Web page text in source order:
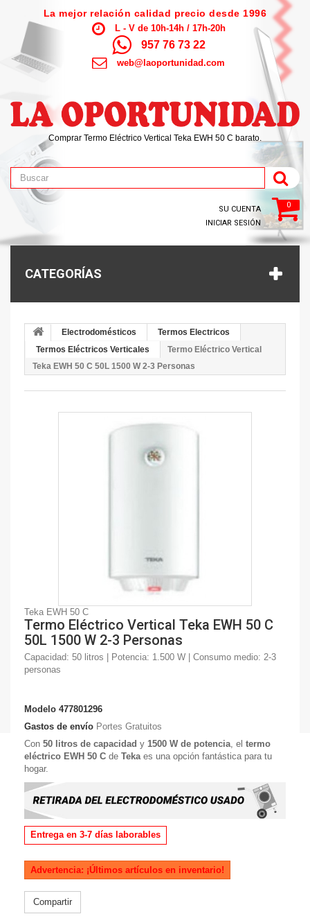
La mejor relación calidad precio desde 1996
L - V de 10h-14h / 17h-20h
957 76 73 22
web@laoportunidad.com
Comprar Termo Eléctrico Vertical Teka EWH 50 C barato.
0
SU CUENTA
INICIAR SESIÓN
CATEGORÍAS
Electrodomésticos
Termos Electricos
Termos Eléctricos Verticales
Termo Eléctrico Vertical
Teka EWH 50 C 50L 1500 W 2-3 Personas
Teka EWH 50 C
Termo Eléctrico Vertical Teka EWH 50 C
50L 1500 W 2-3 Personas
Capacidad: 50 litros | Potencia: 1.500 W | Consumo medio: 2-3
personas
Modelo 477801296
Gastos de envío Portes Gratuitos
Con 50 litros de capacidad y 1500 W de potencia, el termo
eléctrico EWH 50 C de Teka es una opción fantástica para tu
hogar.
Entrega en 3-7 días laborables
Advertencia: ¡Últimos artículos en inventario!
Compartir